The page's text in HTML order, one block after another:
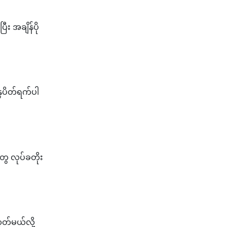
း အချိန်ပို
ပိတ်ရက်ပါ
ေ လုပ်ခတိုး
ထုတ်မယ်လို့